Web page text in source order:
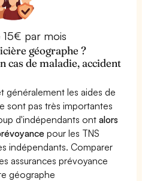
par mois
géographe ?
cas de maladie, accident
généralement les aides de
sont pas très importantes
d'indépendants ontalors
pour les TNS
indépendants. Comparer
assurances prévoyance
géographe